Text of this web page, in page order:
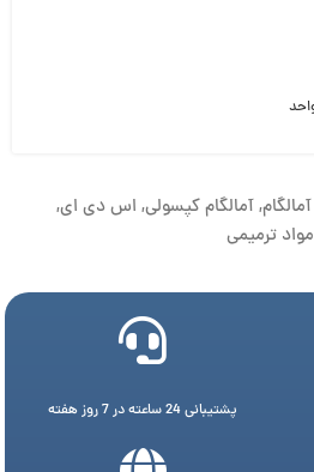
آمالگام,آمالگام کپسولی, اس دی ای,
مواد ترمیمی
پشتیبانی 24 ساعته در 7 روز هفته